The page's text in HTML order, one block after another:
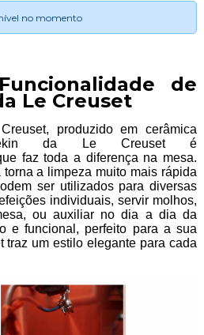
no momento
de
Le Creuset
produzido em cerâmica
da Le Creuset é
faz toda a diferença na mesa.
a limpeza muito mais rápida
ser utilizados para diversas
individuais, servir molhos,
ou auxiliar no dia a dia da
e funcional, perfeito para a sua
traz um estilo elegante para cada